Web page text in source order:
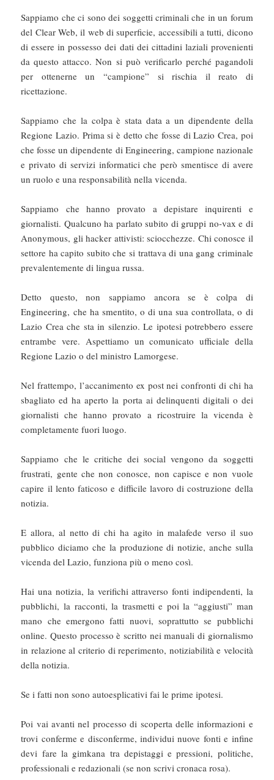
Sappiamo che ci sono dei soggetti criminali che in un forum
del Clear Web, il web di superficie, accessibili a tutti, dicono
di essere in possesso dei dati dei cittadini laziali provenienti
da questo attacco. Non si può verificarlo perché pagandoli
per ottenerne un “campione” si rischia il reato di
ricettazione.
Sappiamo che la colpa è stata data a un dipendente della
Regione Lazio. Prima si è detto che fosse di Lazio Crea, poi
che fosse un dipendente di Engineering, campione nazionale
e privato di servizi informatici che però smentisce di avere
un ruolo e una responsabilità nella vicenda.
Sappiamo che hanno provato a depistare inquirenti e
giornalisti. Qualcuno ha parlato subito di gruppi no-vax e di
Anonymous, gli hacker attivisti: sciocchezze. Chi conosce il
settore ha capito subito che si trattava di una gang criminale
prevalentemente di lingua russa.
Detto questo, non sappiamo ancora se è colpa di
Engineering, che ha smentito, o di una sua controllata, o di
Lazio Crea che sta in silenzio. Le ipotesi potrebbero essere
entrambe vere. Aspettiamo un comunicato ufficiale della
Regione Lazio o del ministro Lamorgese.
Nel frattempo, l’accanimento ex post nei confronti di chi ha
sbagliato ed ha aperto la porta ai delinquenti digitali o dei
giornalisti che hanno provato a ricostruire la vicenda è
completamente fuori luogo.
Sappiamo che le critiche dei social vengono da soggetti
frustrati, gente che non conosce, non capisce e non vuole
capire il lento faticoso e difficile lavoro di costruzione della
notizia.
E allora, al netto di chi ha agito in malafede verso il suo
pubblico diciamo che la produzione di notizie, anche sulla
vicenda del Lazio, funziona più o meno così.
Hai una notizia, la verifichi attraverso fonti indipendenti, la
pubblichi, la racconti, la trasmetti e poi la “aggiusti” man
mano che emergono fatti nuovi, soprattutto se pubblichi
online. Questo processo è scritto nei manuali di giornalismo
in relazione al criterio di reperimento, notiziabilità e velocità
della notizia.
Se i fatti non sono autoesplicativi fai le prime ipotesi.
Poi vai avanti nel processo di scoperta delle informazioni e
trovi conferme e disconferme, individui nuove fonti e infine
devi fare la gimkana tra depistaggi e pressioni, politiche,
professionali e redazionali (se non scrivi cronaca rosa).